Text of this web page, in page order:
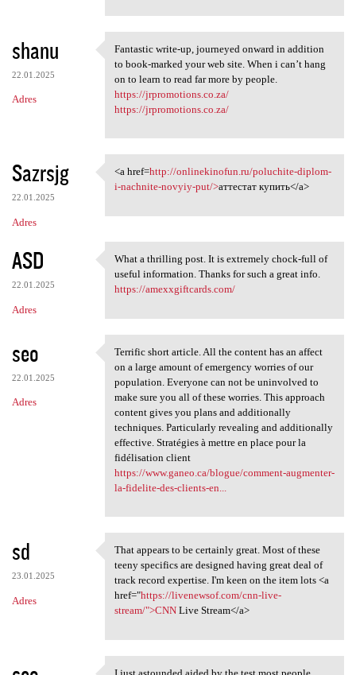
a
r
z
shanu
22.01.2025
Adres
Fantastic write-up, journeyed
Fantastic write-up, journeyed onward in addition
to book-marked your web site. When i can’t hang
on to learn to read far more by people.
https://jrpromotions.co.za/
https://jrpromotions.co.za/
Sazrsjg
22.01.2025
Adres
<a href=http://onlinekinofun
<a href=http://onlinekinofun.ru/poluchite-diplom-
i-nachnite-novyiy-put/>аттестат купить</a>
ASD
22.01.2025
Adres
What a thrilling post. It is
What a thrilling post. It is extremely chock-full of
useful information. Thanks for such a great info.
https://amexxgiftcards.com/
seo
22.01.2025
Adres
Terrific short article. All
Terrific short article. All the content has an affect
on a large amount of emergency worries of our
population. Everyone can not be uninvolved to
make sure you all of these worries. This approach
content gives you plans and additionally
techniques. Particularly revealing and additionally
effective. Stratégies à mettre en place pour la
fidélisation client
https://www.ganeo.ca/blogue/comment-augmenter-
la-fidelite-des-clients-en...
sd
23.01.2025
Adres
That appears to be certainly
That appears to be certainly great. Most of these
teeny specifics are designed having great deal of
track record expertise. I'm keen on the item lots <a
href="https://livenewsof.com/cnn-live-
stream/">CNNLive Stream</a>